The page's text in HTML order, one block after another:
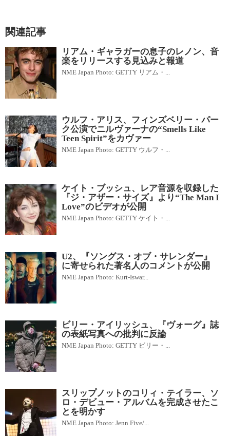
関連記事
リアム・ギャラガーの息子のレノン、音
楽をリリースする見込みと報道
NME Japan Photo: GETTY リアム・...
ウルフ・アリス、フィンズベリー・パー
ク公演でニルヴァーナの“Smells Like
Teen Spirit”をカヴァー
NME Japan Photo: GETTY ウルフ・...
ケイト・ブッシュ、レア音源を収録した
『ジ・アザー・サイズ』より“The Man I
Love”のビデオが公開
NME Japan Photo: GETTY ケイト・...
U2、『ソングス・オブ・サレンダー』
に寄せられた著名人のコメントが公開
NME Japan Photo: Kurt-Iswar...
ビリー・アイリッシュ、『ヴォーグ』誌
の表紙写真への批判に反論
NME Japan Photo: GETTY ビリー・...
スリップノットのコリィ・テイラー、ソ
ロ・デビュー・アルバムを完成させたこ
とを明かす
NME Japan Photo: Jenn Five/...